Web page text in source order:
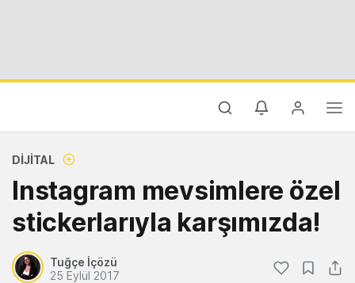
DIJITAL
Instagram mevsimlere özel
stickerlarıyla karşımızda!
Tuğçe İçözü
25 Eylül 2017